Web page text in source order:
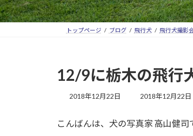
トップページ ブログ 飛行犬 飛行犬撮影
12/9に栃木の飛行
2018年12月22日 2018年12月22日
こんばんは、犬の写真家 高山健司